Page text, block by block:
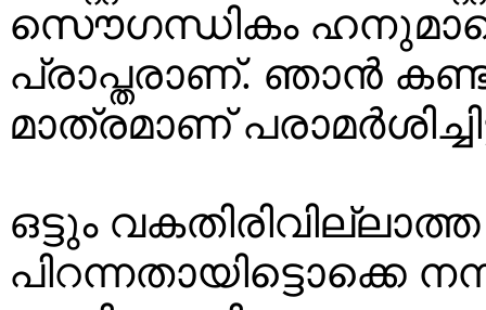
സൌഗന്ധികം ഹനുമാനെ
പ്രാപ്തരാണ്. ഞാൻ
മാത്രമാണ്
ഒട്ടും
പിറന്നതായിട്ടൊക്കെ